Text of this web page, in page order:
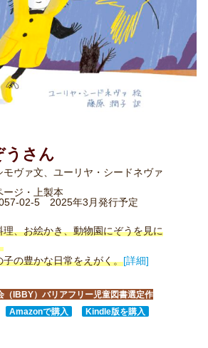
うさん
モヴァ文、ユーリヤ・シードネヴァ
ジ・上製本
02-5 2025年3月発行予定
理、お絵かき、動物園にぞうを見に
子の豊かな日常をえがく。[詳細]
（IBBY）バリアフリー児童図書選定作
Amazonで購入 Kindle版を購入